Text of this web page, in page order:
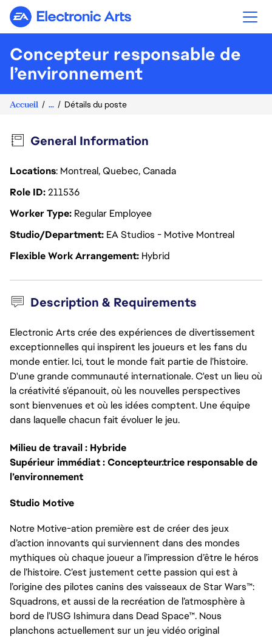
Electronic Arts
Concepteur responsable de
l’environnement
Accueil ... Détails du poste
General Information
Locations: Montreal, Quebec, Canada
Role ID211536
Worker Type Regular Employee
Studio/Department EA Studios - Motive Montreal
Flexible Work Arrangement Hybrid
Description & Requirements
Electronic Arts crée des expériences de divertissement
exceptionnelles qui inspirent les joueurs et les fans du
monde entier. Ici, tout le monde fait partie de l’histoire.
D'une grande communauté internationale. C'est un lieu où
la créativité s’épanouit, où les nouvelles perspectives
sont bienvenues et où les idées comptent. Une équipe
dans laquelle chacun fait évoluer le jeu.
Milieu de travail : Hybride
Supérieur immédiat : Concepteur.trice responsable de
l’environnement
Studio Motive
Notre Motive-ation première est de créer des jeux
d’action innovants qui surviennent dans des mondes
mythiques où chaque joueur a l’impression d’être le héros
de l’histoire. C’est justement cette passion qui est à
l’origine des pilotes canins des vaisseaux de Star Wars™:
Squadrons, et aussi de la recréation de l’atmosphère à
bord de l’USG Ishimura dans Dead Space™. Nous
planchons actuellement sur un jeu vidéo original